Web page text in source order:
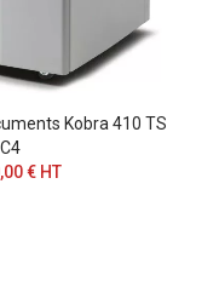
Kobra 410 TS
C4
€ HT